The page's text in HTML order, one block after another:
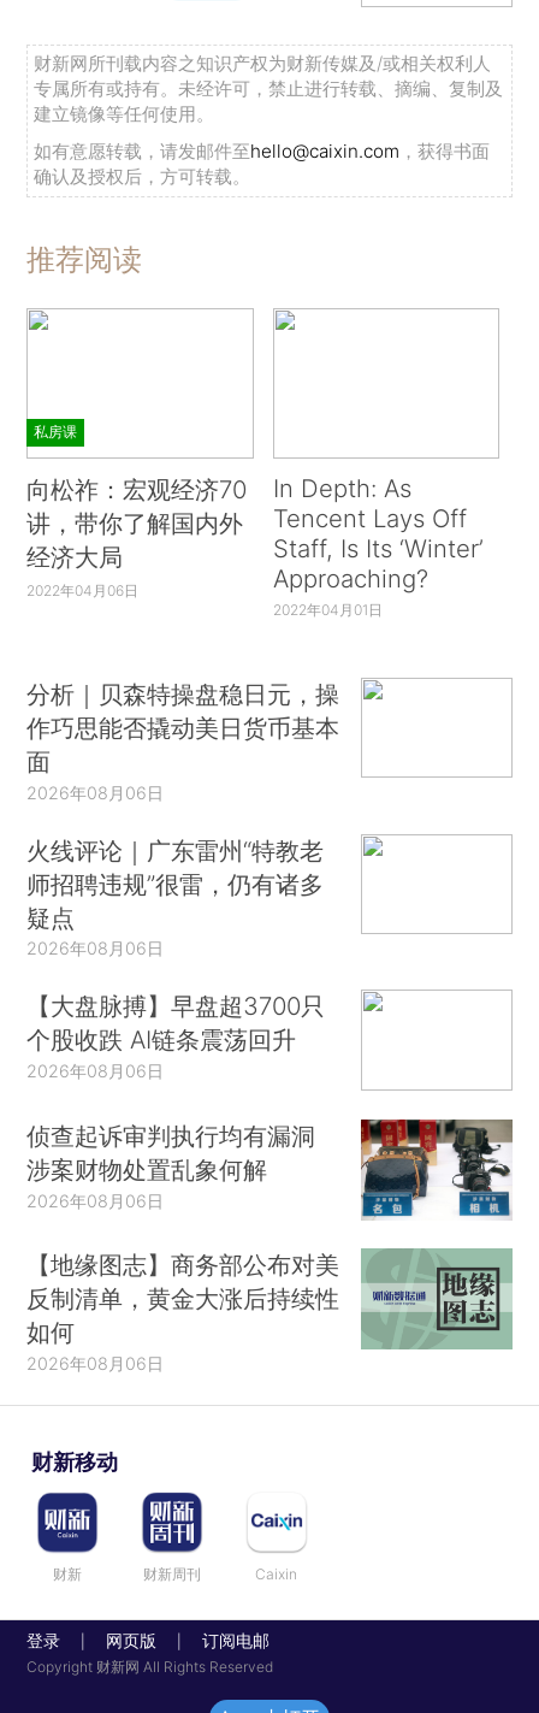
财新网所刊载内容之知识产权为财新传媒及/或相关权利人
专属所有或持有。未经许可，禁止进行转载、摘编、复制及
建立镜像等任何使用。
如有意愿转载，请发邮件至hello@caixin.com ，获得书面
确认及授权后，方可转载。
推荐阅读
私房课
向松祚：宏观经济70
讲，带你了解国内外
经济大局
2022年04月06日
In Depth: As
Tencent Lays Off
Staff, Is Its ‘Winter’
Approaching?
2022年04月01日
分析｜贝森特操盘稳日元，操
作巧思能否撬动美日货币基本
面
2026年08月06日
火线评论｜广东雷州“特教老
师招聘违规”很雷，仍有诸多
疑点
2026年08月06日
【大盘脉搏】早盘超3700只
个股收跌 AI链条震荡回升
2026年08月06日
侦查起诉审判执行均有漏洞
涉案财物处置乱象何解
2026年08月06日
【地缘图志】商务部公布对美
反制清单，黄金大涨后持续性
如何
2026年08月06日
财新移动
财新 财新周刊 Caixin
登录 网页版 订阅电邮
Copyright 财新网 All Rights Reserved